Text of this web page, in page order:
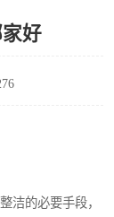
好
洁的必要手段，